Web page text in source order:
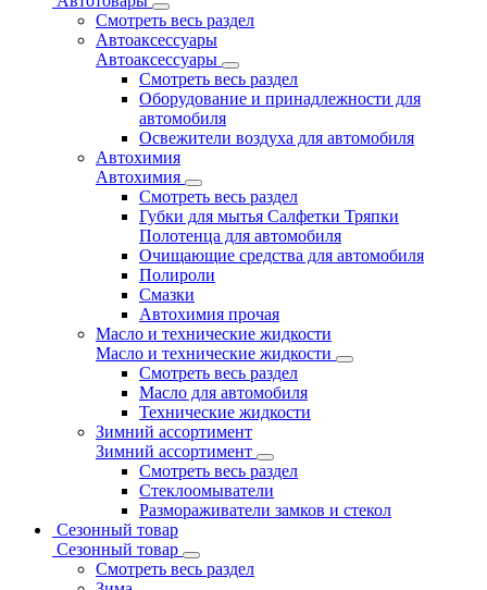
Смотреть весь раздел
Автоаксессуары
Автоаксессуары
Смотреть весь раздел
Оборудование и принадлежности для
автомобиля
Освежители воздуха для автомобиля
Автохимия
Автохимия
Смотреть весь раздел
Губки для мытья Салфетки Тряпки
Полотенца для автомобиля
Очищающие средства для автомобиля
Полироли
Смазки
Автохимия прочая
Масло и технические жидкости
Масло и технические жидкости
Смотреть весь раздел
Масло для автомобиля
Технические жидкости
Зимний ассортимент
Зимний ассортимент
Смотреть весь раздел
Стеклоомыватели
Размораживатели замков и стекол
Сезонный товар
Сезонный товар
Смотреть весь раздел